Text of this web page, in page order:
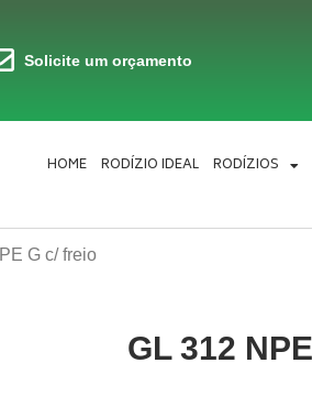
Solicite um orçamento
HOME RODÍZIO IDEAL RODÍZIOS
G c/ freio
GL 312